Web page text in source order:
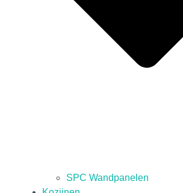
SPC Wandpanelen